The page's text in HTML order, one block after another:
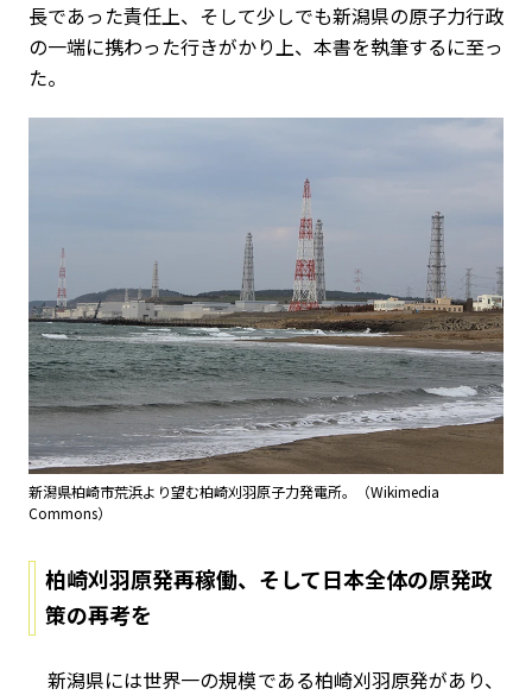
長であった責任上、そして少しでも新潟県の原子力行政
の一端に携わった行きがかり上、本書を執筆するに至っ
た。
新潟県柏崎市荒浜より望む柏崎刈羽原子力発電所。（Wikimedia
Commons）
柏崎刈羽原発再稼働、そして日本全体の原発政
策の再考を
新潟県には世界一の規模である柏崎刈羽原発があり、